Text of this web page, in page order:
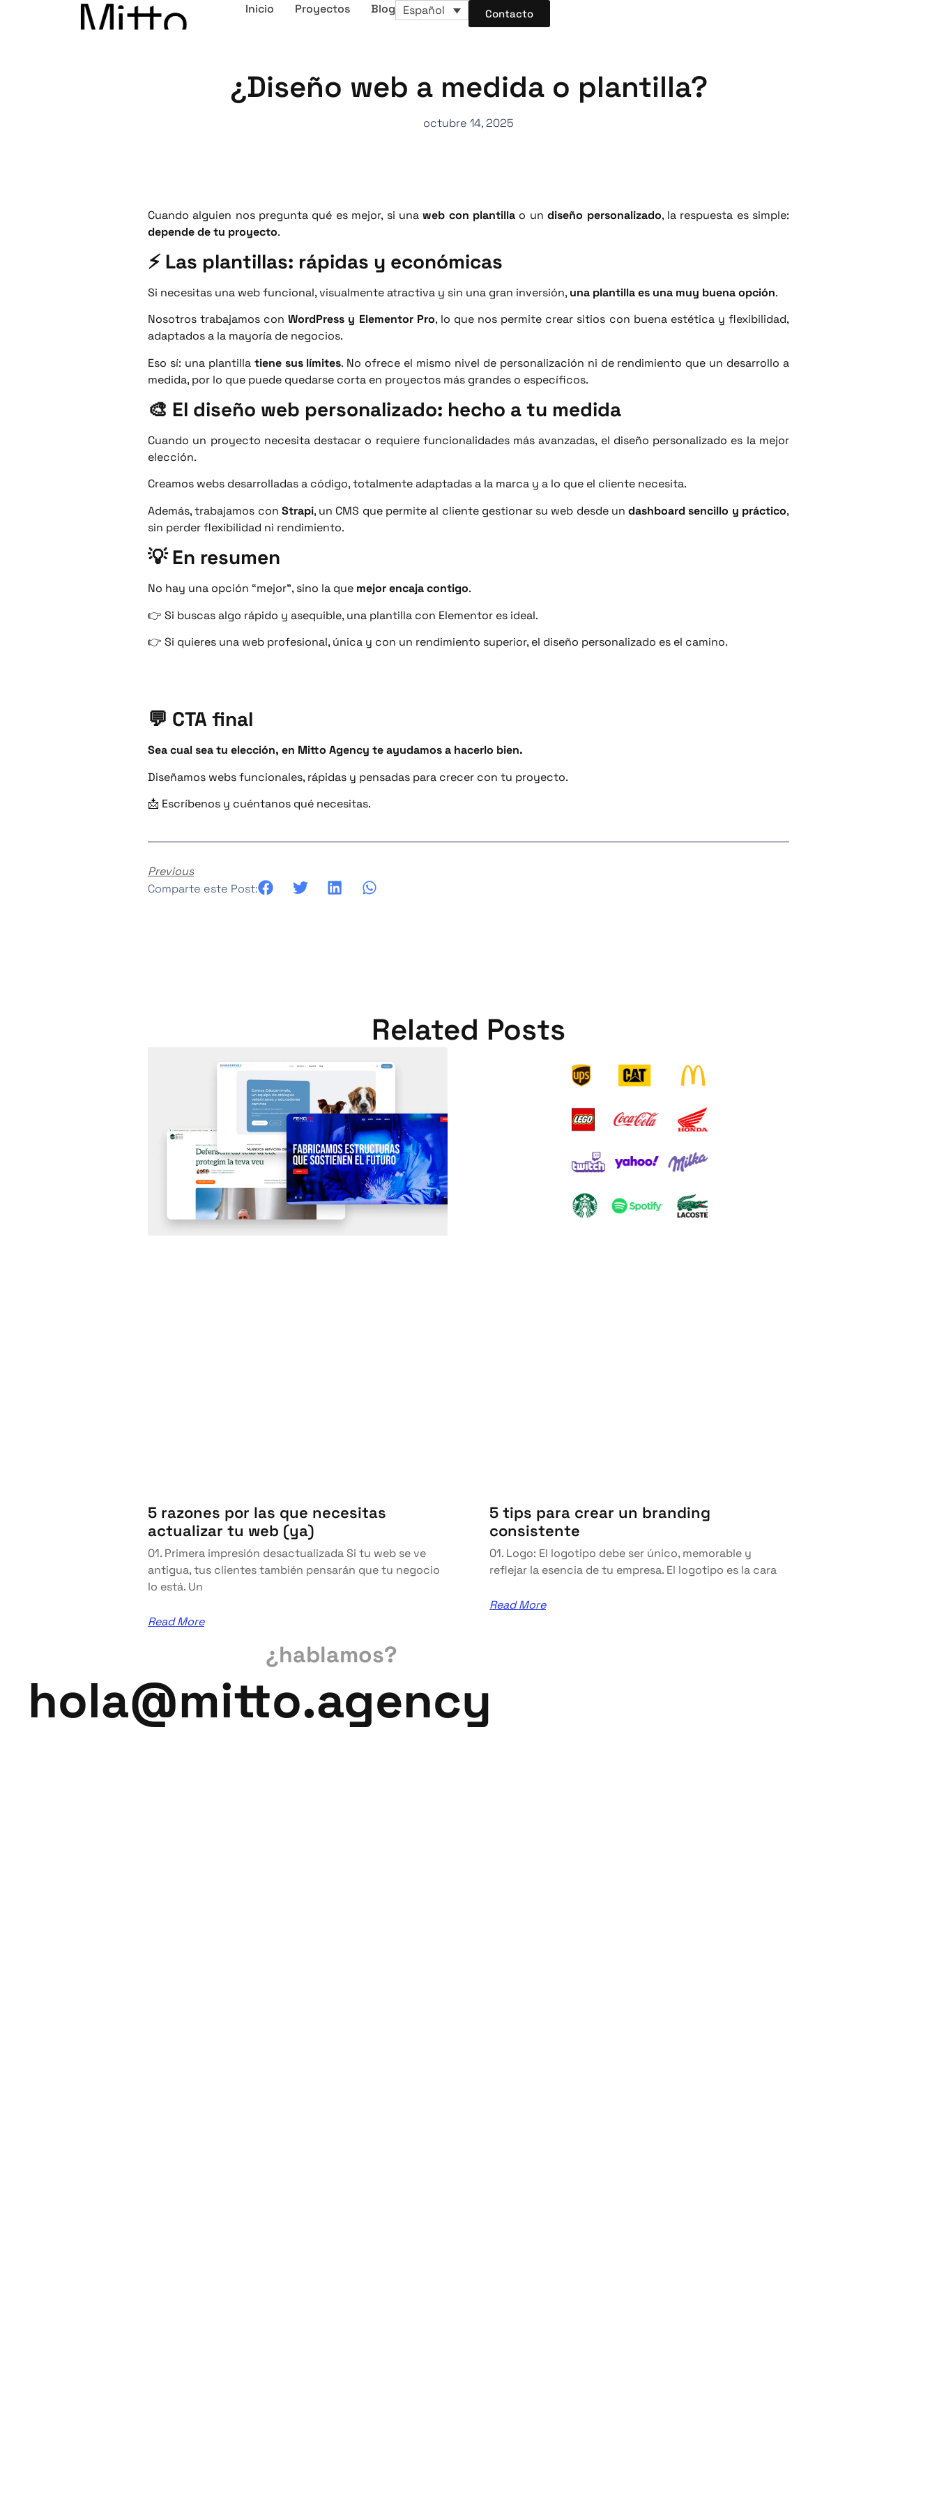
Inicio Proyectos Blog Español Contacto
¿Diseño web a medida o plantilla?
octubre 14, 2025
Cuando alguien nos pregunta qué es mejor, si unaweb con plantilla o undiseño personalizado, la respuesta es simple:
depende de tu proyecto.
⚡ Las plantillas: rápidas y económicas
Si necesitas una web funcional, visualmente atractiva y sin una gran inversión, una plantilla es una muy buena opción.
Nosotros trabajamos conWordPress y Elementor Pro, lo que nos permite crear sitios con buena estética y flexibilidad,
adaptados a la mayoría de negocios.
Eso sí: una plantilla tiene sus límites. No ofrece el mismo nivel de personalización ni de rendimiento que un desarrollo a
medida, por lo que puede quedarse corta en proyectos más grandes o específicos.
🎨 El diseño web personalizado: hecho a tu medida
Cuando un proyecto necesita destacar o requiere funcionalidades más avanzadas, el diseño personalizado es la mejor
elección.
Creamos webs desarrolladas a código, totalmente adaptadas a la marca y a lo que el cliente necesita.
Además, trabajamos con Strapi, un CMS que permite al cliente gestionar su web desde undashboard sencillo y práctico,
sin perder flexibilidad ni rendimiento.
💡 En resumen
No hay una opción “mejor”, sino la que mejor encaja contigo.
👉 Si buscas algo rápido y asequible, una plantilla con Elementor es ideal.
👉 Si quieres una web profesional, única y con un rendimiento superior, el diseño personalizado es el camino.
💬 CTA final
Sea cual sea tu elección, en Mitto Agency te ayudamos a hacerlo bien.
Diseñamos webs funcionales, rápidas y pensadas para crecer con tu proyecto.
📩 Escríbenos y cuéntanos qué necesitas.
Previous
Comparte este Post:
Related Posts
5 razones por las que necesitas
actualizar tu web (ya)
01. Primera impresión desactualizada Si tu web se ve
antigua, tus clientes también pensarán que tu negocio
lo está. Un
Read More
5 tips para crear un branding
consistente
01. Logo: El logotipo debe ser único, memorable y
reflejar la esencia de tu empresa. El logotipo es la cara
Read More
¿hablamos?
hola@mitto.agency